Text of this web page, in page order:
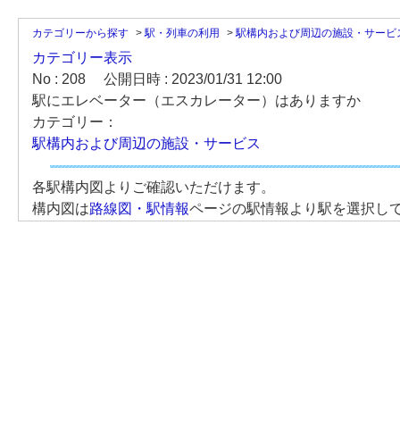
カテゴリーから探す >駅・列車の利用 >駅構内および周辺の施設・サービ
カテゴリー表示
No : 208
公開日時 : 2023/01/31 12:00
駅にエレベーター（エスカレーター）はありますか
カテゴリー：
駅構内および周辺の施設・サービス
各駅構内図よりご確認いただけます。
構内図は路線図・駅情報ページの駅情報より駅を選択し